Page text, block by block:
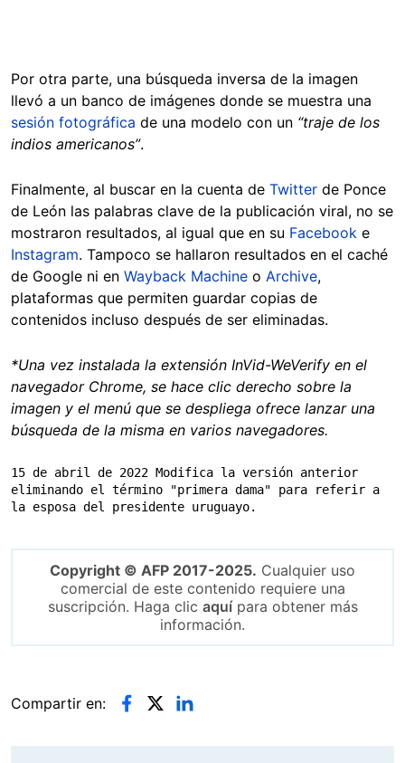
Por otra parte, una búsqueda inversa de la imagen
llevó a un banco de imágenes donde se muestra una
sesión fotográfica de una modelo con un “traje de los
indios americanos”.
Finalmente, al buscar en la cuenta de Twitter de Ponce
de León las palabras clave de la publicación viral, no se
mostraron resultados, al igual que en su Facebook e
Instagram. Tampoco se hallaron resultados en el caché
de Google ni en Wayback Machine o Archive,
plataformas que permiten guardar copias de
contenidos incluso después de ser eliminadas.
*Una vez instalada la extensión InVid-WeVerify en el
navegador Chrome, se hace clic derecho sobre la
imagen y el menú que se despliega ofrece lanzar una
búsqueda de la misma en varios navegadores.
15 de abril de 2022 Modifica la versión anterior
eliminando el término "primera dama" para referir a
la esposa del presidente uruguayo.
Copyright © AFP 2017-2025. Cualquier uso
comercial de este contenido requiere una
suscripción. Haga clic aquípara obtener más
información.
Compartir en: